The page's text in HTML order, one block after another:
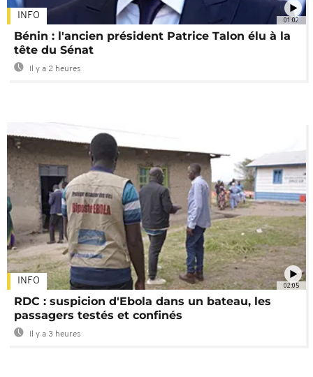
01:02
INFO
Bénin : l'ancien président Patrice Talon élu à la
tête du Sénat
Il y a 2 heures
02:05
INFO
RDC : suspicion d'Ebola dans un bateau, les
passagers testés et confinés
Il y a 3 heures